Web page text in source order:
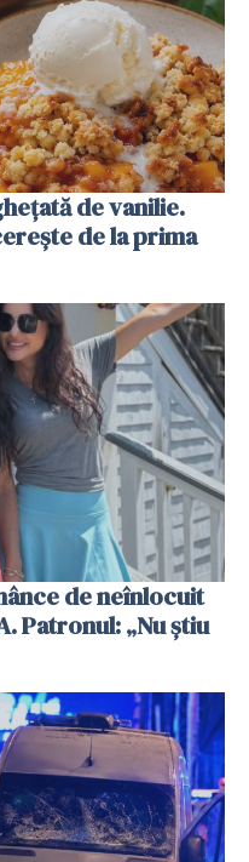
de vanilie.
de la prima
de neînlocuit
Patronul: „Nu știu